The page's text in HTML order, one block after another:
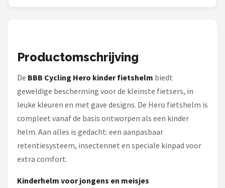
Alle merken →
Productomschrijving
De BBB Cycling Hero kinder fietshelm biedt
geweldige bescherming voor de kleinste fietsers, in
leuke kleuren en met gave designs. De Hero fietshelm is
compleet vanaf de basis ontworpen als een kinder
helm. Aan alles is gedacht: een aanpasbaar
retentiesysteem, insectennet en speciale kinpad voor
extra comfort.
Kinderhelm voor jongens en meisjes